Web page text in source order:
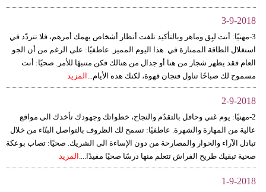
3-9-2018
3-مهنيًا: أنت لبِق وماهر وبالتأكيد تلفت أنظار أشخاص يهمك أمرهم، فلا تتردّد في
استغلال الطاقة الممتازة في هذا اليوم المميز. عاطفيًا: على الرغم من أن الجو
العام فقد يظهر شجار من هنا أو جدال من هنالك فكن متنبهًا للأمر. صحيًا: أنت
مسموح لك صباحًا تناول فنجان قهوة، لكنك هذه الأيام... المزيد
2-9-2018
2-مهنيًا: يوم غني وحافل بالتقدّم والنجاح، خطواتك وجهودك تأخذك الى مواقع
عالية من المهارة والشهرة. عاطفيًا: تسمح لك الظروف بالتواصل البنّاء من خلال
تبادل الآراء والحوار والمصارحة من دون الإساءة الى الشريك. صحيًا: تصاب بوعكة
صحية تبقيك طريح الفراش تتعلم منها درسًا صحيًا مفيدًا.... المزيد
1-9-2018